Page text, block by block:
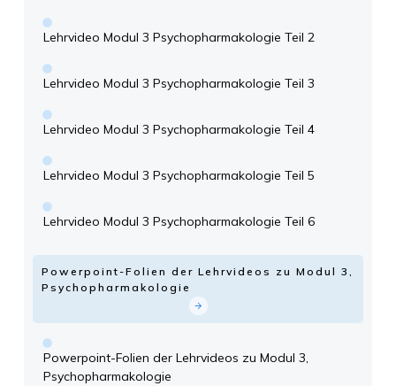
Lehrvideo Modul 3 Psychopharmakologie Teil 2
Lehrvideo Modul 3 Psychopharmakologie Teil 3
Lehrvideo Modul 3 Psychopharmakologie Teil 4
Lehrvideo Modul 3 Psychopharmakologie Teil 5
Lehrvideo Modul 3 Psychopharmakologie Teil 6
Powerpoint-Folien der Lehrvideos zu Modul 3,
Psychopharmakologie
Powerpoint-Folien der Lehrvideos zu Modul 3,
Psychopharmakologie